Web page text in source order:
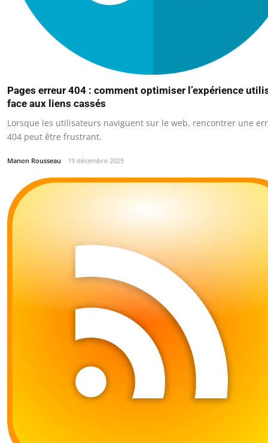
Pages erreur 404 : comment optimiser l’expérience
face aux liens cassés
Lorsque les utilisateurs naviguent sur le web, rencontrer une
404 peut être frustrant.
Manon Rousseau 19 décembre 2025